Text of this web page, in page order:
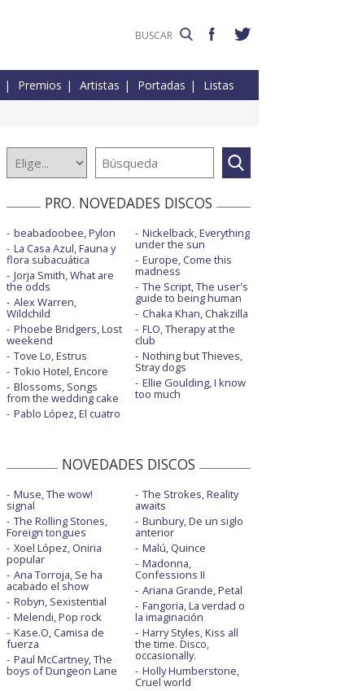
Premios Artistas Portadas Listas
PRO. NOVEDADES DISCOS
beabadoobee, Pylon
La Casa Azul, Fauna y
flora subacuática
Jorja Smith, What are
the odds
Alex Warren,
Wildchild
Phoebe Bridgers, Lost
weekend
Tove Lo, Estrus
Tokio Hotel, Encore
Blossoms, Songs
from the wedding cake
Pablo López, El cuatro
Nickelback, Everything
under the sun
Europe, Come this
madness
The Script, The user's
guide to being human
Chaka Khan, Chakzilla
FLO, Therapy at the
club
Nothing but Thieves,
Stray dogs
Ellie Goulding, I know
too much
NOVEDADES DISCOS
Muse, The wow!
signal
The Rolling Stones,
Foreign tongues
Xoel López, Oniria
popular
Ana Torroja, Se ha
acabado el show
Robyn, Sexistential
Melendi, Pop rock
Kase.O, Camisa de
fuerza
Paul McCartney, The
boys of Dungeon Lane
The Strokes, Reality
awaits
Bunbury, De un siglo
anterior
Malú, Quince
Madonna,
Confessions II
Ariana Grande, Petal
Fangoria, La verdad o
la imaginación
Harry Styles, Kiss all
the time. Disco,
occasionally.
Holly Humberstone,
Cruel world